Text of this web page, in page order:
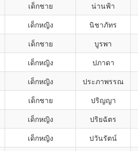
เด็กชาย น่านฟ้า
เด็กหญิง นิชาภัทร
เด็กชาย บูรพา
เด็กหญิง ปภาดา
เด็กหญิง ประภาพรรณ
เด็กชาย ปริญญา
เด็กหญิง ปริยฉัตร
เด็กหญิง ปวันรัตน์